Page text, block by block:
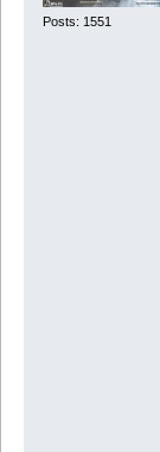
Posts: 1551